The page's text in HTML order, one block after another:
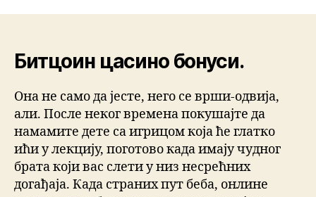
Битцоин цасино бонуси.
Она не само да јесте, него се врши-одвија,
али. После неког времена покушајте да
намамите дете са игрицом која ће глатко
ићи у лекцију, поготово када имају чудног
брата који вас слети у низ несрећних
догађаја. Када страних пут беба, онлине